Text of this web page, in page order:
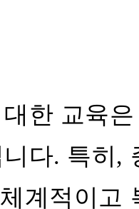
한 교육
다. 특히,
계적이고